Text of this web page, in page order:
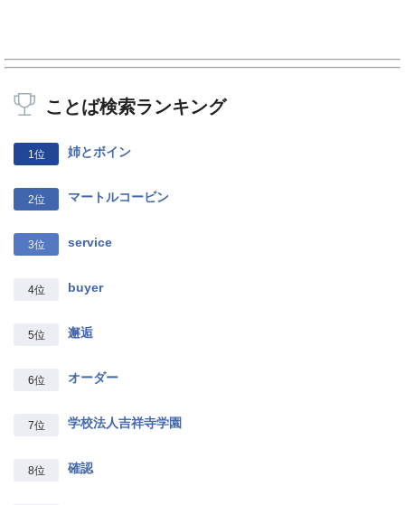
ことば検索ランキング
1位 姉とボイン
2位 マートルコービン
3位 service
4位 buyer
5位 邂逅
6位 オーダー
7位 学校法人吉祥寺学園
8位 確認